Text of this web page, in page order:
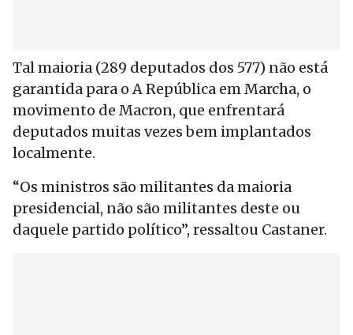
Tal maioria (289 deputados dos 577) não está
garantida para o A República em Marcha, o
movimento de Macron, que enfrentará
deputados muitas vezes bem implantados
localmente.
“Os ministros são militantes da maioria
presidencial, não são militantes deste ou
daquele partido político”, ressaltou Castaner.